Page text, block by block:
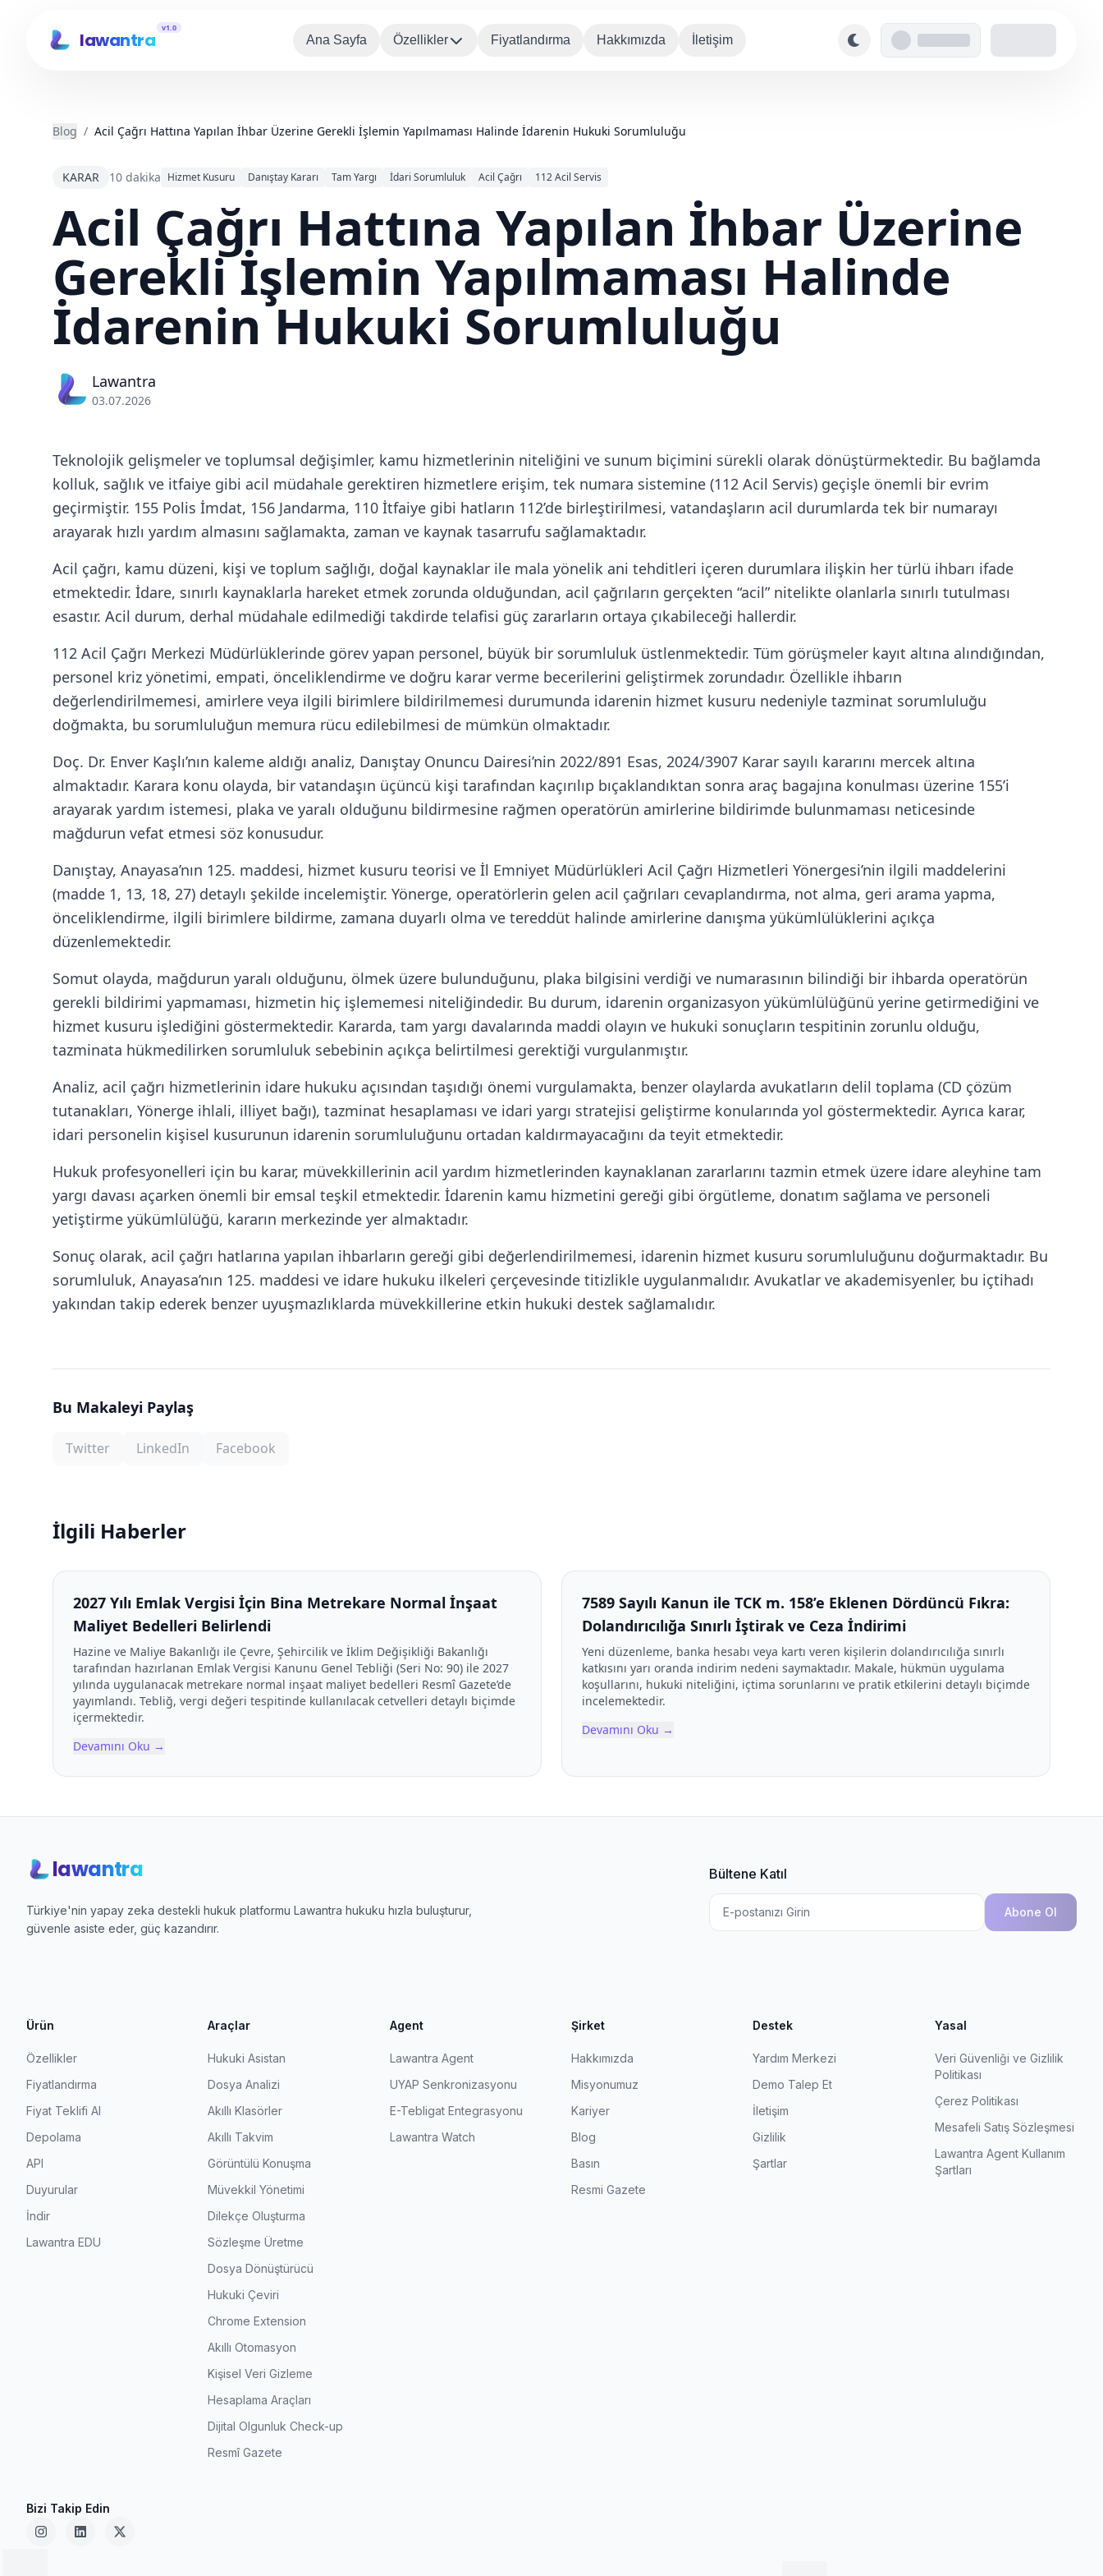
lawantra
v1.0
Ana Sayfa Özellikler Fiyatlandırma Hakkımızda İletişim
Blog / Acil Çağrı Hattına Yapılan İhbar Üzerine Gerekli İşlemin Yapılmaması Halinde İdarenin Hukuki Sorumluluğu
KARAR 10 dakika Hizmet Kusuru Danıştay Kararı Tam Yargı İdari Sorumluluk Acil Çağrı 112 Acil Servis
Acil Çağrı Hattına Yapılan İhbar Üzerine
Gerekli İşlemin Yapılmaması Halinde
İdarenin Hukuki Sorumluluğu
Lawantra
03.07.2026
Teknolojik gelişmeler ve toplumsal değişimler, kamu hizmetlerinin niteliğini ve sunum biçimini sürekli olarak dönüştürmektedir. Bu bağlamda
kolluk, sağlık ve itfaiye gibi acil müdahale gerektiren hizmetlere erişim, tek numara sistemine (112 Acil Servis) geçişle önemli bir evrim
geçirmiştir. 155 Polis İmdat, 156 Jandarma, 110 İtfaiye gibi hatların 112’de birleştirilmesi, vatandaşların acil durumlarda tek bir numarayı
arayarak hızlı yardım almasını sağlamakta, zaman ve kaynak tasarrufu sağlamaktadır.
Acil çağrı, kamu düzeni, kişi ve toplum sağlığı, doğal kaynaklar ile mala yönelik ani tehditleri içeren durumlara ilişkin her türlü ihbarı ifade
etmektedir. İdare, sınırlı kaynaklarla hareket etmek zorunda olduğundan, acil çağrıların gerçekten “acil” nitelikte olanlarla sınırlı tutulması
esastır. Acil durum, derhal müdahale edilmediği takdirde telafisi güç zararların ortaya çıkabileceği hallerdir.
112 Acil Çağrı Merkezi Müdürlüklerinde görev yapan personel, büyük bir sorumluluk üstlenmektedir. Tüm görüşmeler kayıt altına alındığından,
personel kriz yönetimi, empati, önceliklendirme ve doğru karar verme becerilerini geliştirmek zorundadır. Özellikle ihbarın
değerlendirilmemesi, amirlere veya ilgili birimlere bildirilmemesi durumunda idarenin hizmet kusuru nedeniyle tazminat sorumluluğu
doğmakta, bu sorumluluğun memura rücu edilebilmesi de mümkün olmaktadır.
Doç. Dr. Enver Kaşlı’nın kaleme aldığı analiz, Danıştay Onuncu Dairesi’nin 2022/891 Esas, 2024/3907 Karar sayılı kararını mercek altına
almaktadır. Karara konu olayda, bir vatandaşın üçüncü kişi tarafından kaçırılıp bıçaklandıktan sonra araç bagajına konulması üzerine 155’i
arayarak yardım istemesi, plaka ve yaralı olduğunu bildirmesine rağmen operatörün amirlerine bildirimde bulunmaması neticesinde
mağdurun vefat etmesi söz konusudur.
Danıştay, Anayasa’nın 125. maddesi, hizmet kusuru teorisi ve İl Emniyet Müdürlükleri Acil Çağrı Hizmetleri Yönergesi’nin ilgili maddelerini
(madde 1, 13, 18, 27) detaylı şekilde incelemiştir. Yönerge, operatörlerin gelen acil çağrıları cevaplandırma, not alma, geri arama yapma,
önceliklendirme, ilgili birimlere bildirme, zamana duyarlı olma ve tereddüt halinde amirlerine danışma yükümlülüklerini açıkça
düzenlemektedir.
Somut olayda, mağdurun yaralı olduğunu, ölmek üzere bulunduğunu, plaka bilgisini verdiği ve numarasının bilindiği bir ihbarda operatörün
gerekli bildirimi yapmaması, hizmetin hiç işlememesi niteliğindedir. Bu durum, idarenin organizasyon yükümlülüğünü yerine getirmediğini ve
hizmet kusuru işlediğini göstermektedir. Kararda, tam yargı davalarında maddi olayın ve hukuki sonuçların tespitinin zorunlu olduğu,
tazminata hükmedilirken sorumluluk sebebinin açıkça belirtilmesi gerektiği vurgulanmıştır.
Analiz, acil çağrı hizmetlerinin idare hukuku açısından taşıdığı önemi vurgulamakta, benzer olaylarda avukatların delil toplama (CD çözüm
tutanakları, Yönerge ihlali, illiyet bağı), tazminat hesaplaması ve idari yargı stratejisi geliştirme konularında yol göstermektedir. Ayrıca karar,
idari personelin kişisel kusurunun idarenin sorumluluğunu ortadan kaldırmayacağını da teyit etmektedir.
Hukuk profesyonelleri için bu karar, müvekkillerinin acil yardım hizmetlerinden kaynaklanan zararlarını tazmin etmek üzere idare aleyhine tam
yargı davası açarken önemli bir emsal teşkil etmektedir. İdarenin kamu hizmetini gereği gibi örgütleme, donatım sağlama ve personeli
yetiştirme yükümlülüğü, kararın merkezinde yer almaktadır.
Sonuç olarak, acil çağrı hatlarına yapılan ihbarların gereği gibi değerlendirilmemesi, idarenin hizmet kusuru sorumluluğunu doğurmaktadır. Bu
sorumluluk, Anayasa’nın 125. maddesi ve idare hukuku ilkeleri çerçevesinde titizlikle uygulanmalıdır. Avukatlar ve akademisyenler, bu içtihadı
yakından takip ederek benzer uyuşmazlıklarda müvekkillerine etkin hukuki destek sağlamalıdır.
Bu Makaleyi Paylaş
Twitter LinkedIn Facebook
İlgili Haberler
2027 Yılı Emlak Vergisi İçin Bina Metrekare Normal İnşaat
Maliyet Bedelleri Belirlendi
Hazine ve Maliye Bakanlığı ile Çevre, Şehircilik ve İklim Değişikliği Bakanlığı
tarafından hazırlanan Emlak Vergisi Kanunu Genel Tebliği (Seri No: 90) ile 2027
yılında uygulanacak metrekare normal inşaat maliyet bedelleri Resmî Gazete’de
yayımlandı. Tebliğ, vergi değeri tespitinde kullanılacak cetvelleri detaylı biçimde
içermektedir.
Devamını Oku →
7589 Sayılı Kanun ile TCK m. 158’e Eklenen Dördüncü Fıkra:
Dolandırıcılığa Sınırlı İştirak ve Ceza İndirimi
Yeni düzenleme, banka hesabı veya kartı veren kişilerin dolandırıcılığa sınırlı
katkısını yarı oranda indirim nedeni saymaktadır. Makale, hükmün uygulama
koşullarını, hukuki niteliğini, içtima sorunlarını ve pratik etkilerini detaylı biçimde
incelemektedir.
Devamını Oku →
lawantra
Türkiye'nin yapay zeka destekli hukuk platformu Lawantra hukuku hızla buluşturur,
güvenle asiste eder, güç kazandırır.
Bültene Katıl
Abone Ol
Ürün
Özellikler
Fiyatlandırma
Fiyat Teklifi Al
Depolama
API
Duyurular
İndir
Lawantra EDU
Araçlar
Hukuki Asistan
Dosya Analizi
Akıllı Klasörler
Akıllı Takvim
Görüntülü Konuşma
Müvekkil Yönetimi
Dilekçe Oluşturma
Sözleşme Üretme
Dosya Dönüştürücü
Hukuki Çeviri
Chrome Extension
Akıllı Otomasyon
Kişisel Veri Gizleme
Hesaplama Araçları
Dijital Olgunluk Check-up
Resmî Gazete
Agent
Lawantra Agent
UYAP Senkronizasyonu
E-Tebligat Entegrasyonu
Lawantra Watch
Şirket
Hakkımızda
Misyonumuz
Kariyer
Blog
Basın
Resmi Gazete
Destek
Yardım Merkezi
Demo Talep Et
İletişim
Gizlilik
Şartlar
Yasal
Veri Güvenliği ve Gizlilik
Politikası
Çerez Politikası
Mesafeli Satış Sözleşmesi
Lawantra Agent Kullanım
Şartları
Bizi Takip Edin